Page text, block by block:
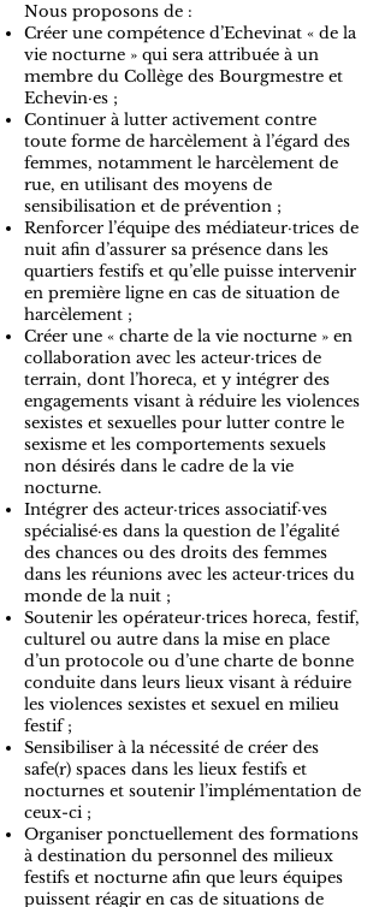
Nous proposons de :
Créer une compétence d’Echevinat « de la
vie nocturne » qui sera attribuée à un
membre du Collège des Bourgmestre et
Echevin·es ;
Continuer à lutter activement contre
toute forme de harcèlement à l’égard des
femmes, notamment le harcèlement de
rue, en utilisant des moyens de
sensibilisation et de prévention ;
Renforcer l’équipe des médiateur·trices de
nuit afin d’assurer sa présence dans les
quartiers festifs et qu’elle puisse intervenir
en première ligne en cas de situation de
harcèlement ;
Créer une « charte de la vie nocturne » en
collaboration avec les acteur·trices de
terrain, dont l’horeca, et y intégrer des
engagements visant à réduire les violences
sexistes et sexuelles pour lutter contre le
sexisme et les comportements sexuels
non désirés dans le cadre de la vie
nocturne.
Intégrer des acteur·trices associatif·ves
spécialisé·es dans la question de l’égalité
des chances ou des droits des femmes
dans les réunions avec les acteur·trices du
monde de la nuit ;
Soutenir les opérateur·trices horeca, festif,
culturel ou autre dans la mise en place
d’un protocole ou d’une charte de bonne
conduite dans leurs lieux visant à réduire
les violences sexistes et sexuel en milieu
festif ;
Sensibiliser à la nécessité de créer des
safe(r) spaces dans les lieux festifs et
nocturnes et soutenir l’implémentation de
ceux-ci ;
Organiser ponctuellement des formations
à destination du personnel des milieux
festifs et nocturne afin que leurs équipes
puissent réagir en cas de situations de